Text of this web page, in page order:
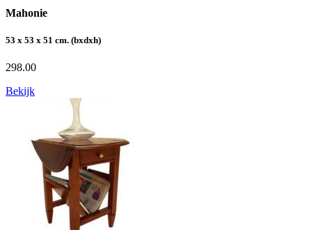
Mahonie
53 x 53 x 51 cm. (bxdxh)
298.00
Bekijk